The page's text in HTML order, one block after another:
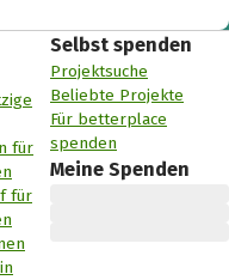
für
für
Selbst spenden
Projektsuche
Beliebte Projekte
Für betterplace
spenden
Meine Spenden